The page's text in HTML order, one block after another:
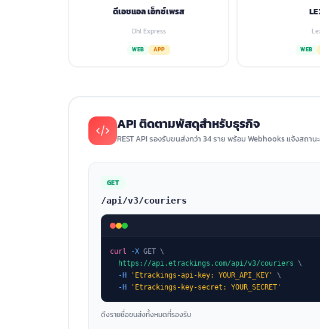
ดีเอชแอล เอ็กซ์เพรส
Dhl Express
WEB APP WEB
API ติดตามพัสดุสำหรับธุรกิจ
REST API รองรับขนส่งกว่า 34 ราย พร้อม Webhooks แจ้งสถาน
GET
/api/v3/couriers
curl -X GET \
https://api.etrackings.com/api/v3/couriers \
-H
'Etrackings-api-key: YOUR_API_KEY'
\
-H
'Etrackings-key-secret: YOUR_SECRET'
ดึงรายชื่อขนส่งทั้งหมดที่รองรับ